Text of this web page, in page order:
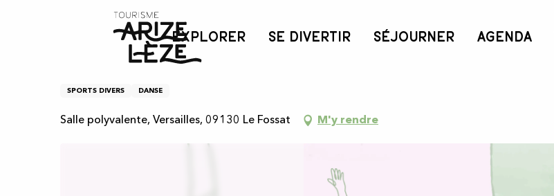
EXPLORER SE DIVERTIR SÉJOURNER AGENDA
Gymnastique douce
Gymnastique douce
SPORTS DIVERS DANSE
Salle polyvalente, Versailles, 09130 Le Fossat M'y rendre